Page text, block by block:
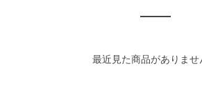
最近見た商品がありませ